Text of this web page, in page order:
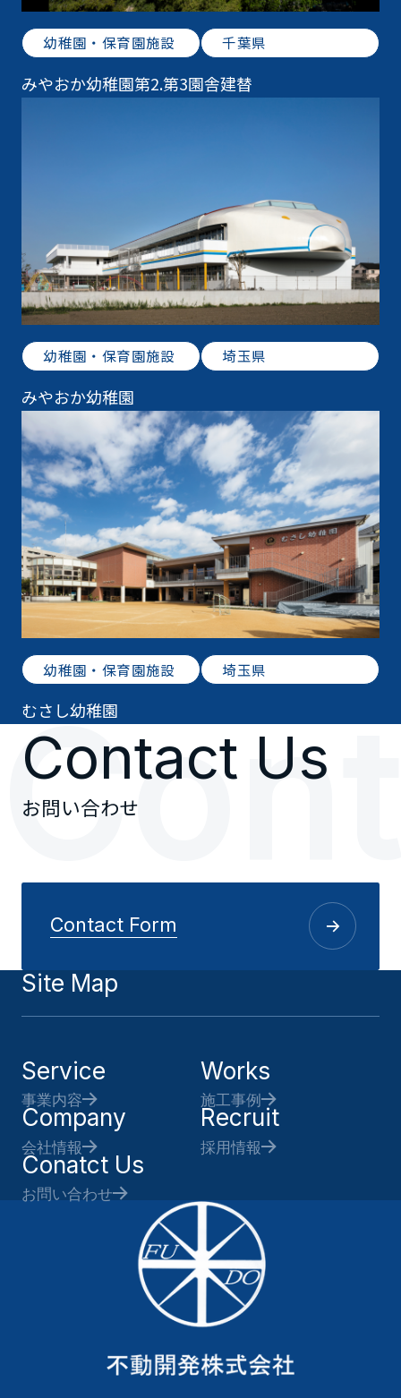
幼稚園・保育園施設 千葉県
みやおか幼稚園第2.第3園舎建替
幼稚園・保育園施設 埼玉県
みやおか幼稚園
幼稚園・保育園施設 埼玉県
むさし幼稚園
Con
Contact Us
お問い合わせ
Contact Form
Site Map
Service
事業内容
Works
施工事例
Company
会社情報
Recruit
採用情報
Conatct Us
お問い合わせ